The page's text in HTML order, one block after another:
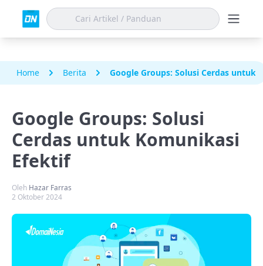
Home Berita Google Groups: Solusi Cerdas untuk
Google Groups: Solusi
Cerdas untuk Komunikasi
Efektif
Oleh Hazar Farras
2 Oktober 2024